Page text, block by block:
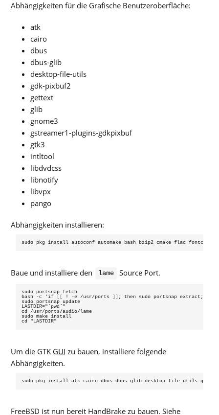
Abhängigkeiten für die Grafische Benutzeroberfläche:
atk
cairo
dbus
dbus-glib
desktop-file-utils
gdk-pixbuf2
gettext
glib
gnome3
gstreamer1-plugins-gdkpixbuf
gtk3
intltool
libdvdcss
libnotify
libvpx
pango
Abhängigkeiten installieren:
Baue und installiere den lame Source Port.
sudo portsnap fetch
bash -c 'if [[ ! -e /usr/ports ]]; then sudo portsnap extract; fi'
sudo portsnap update
LASTDIR="`pwd`"
cd /usr/ports/audio/lame
sudo make install
Um die GTK GUI zu bauen, installiere folgende
Abhängigkeiten.
FreeBSD ist nun bereit HandBrake zu bauen. Siehe